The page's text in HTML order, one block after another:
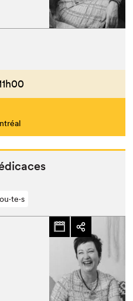
vous?